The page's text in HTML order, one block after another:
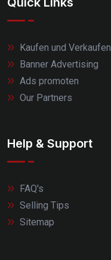
Kaufen und Verkaufen
Banner Advertising
Ads promoten
Our Partners
Help & Support
FAQ's
Selling Tips
Sitemap